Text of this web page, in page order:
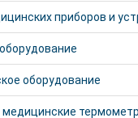
приборов и
оборудование
медицинские